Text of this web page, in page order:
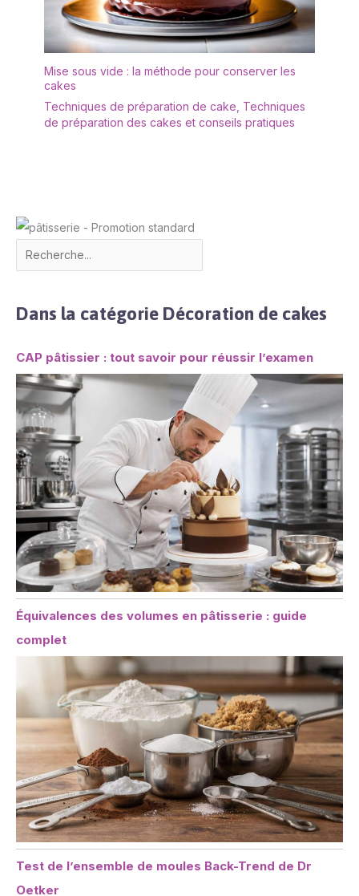
Mise sous vide : la méthode pour conserver les
cakes
Techniques de préparation de cake Techniques
de préparation des cakes et conseils pratiques
Dans la catégorie Décoration de cakes
CAP pâtissier : tout savoir pour réussir l’examen
Équivalences des volumes en pâtisserie : guide
complet
Test de l’ensemble de moules Back-Trend de Dr
Oetker